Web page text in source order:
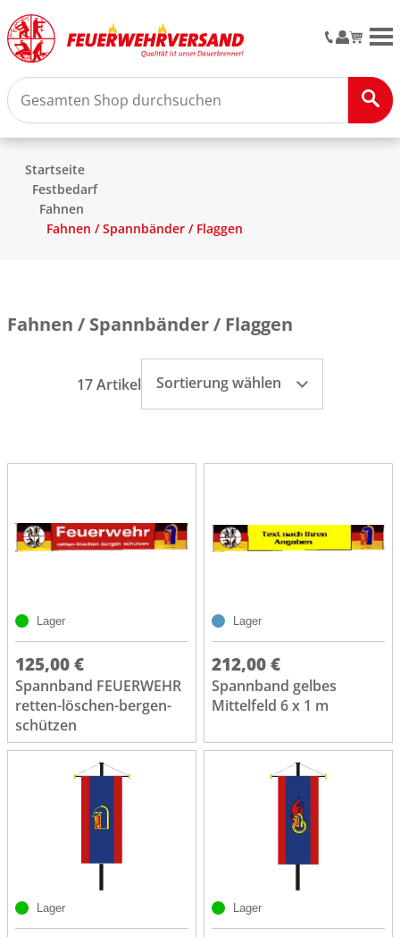
Startseite
Festbedarf
Fahnen
Fahnen / Spannbänder / Flaggen
Fahnen / Spannbänder / Flaggen
17 Artikel Sortierung wählen
Lager
125,00 €
Spannband FEUERWEHR
retten-löschen-bergen-
schützen
Lager
212,00 €
Spannband gelbes
Mittelfeld 6 x 1 m
Lager Lager